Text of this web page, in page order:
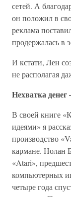
сетей. А
он положил в
реклама
продержалась в
И кстати, Лен
не располагая
Нехватка
В своей книге
идеями» я
производство
кармане. Нолан
«Atari»,
компьютерных
четыре года